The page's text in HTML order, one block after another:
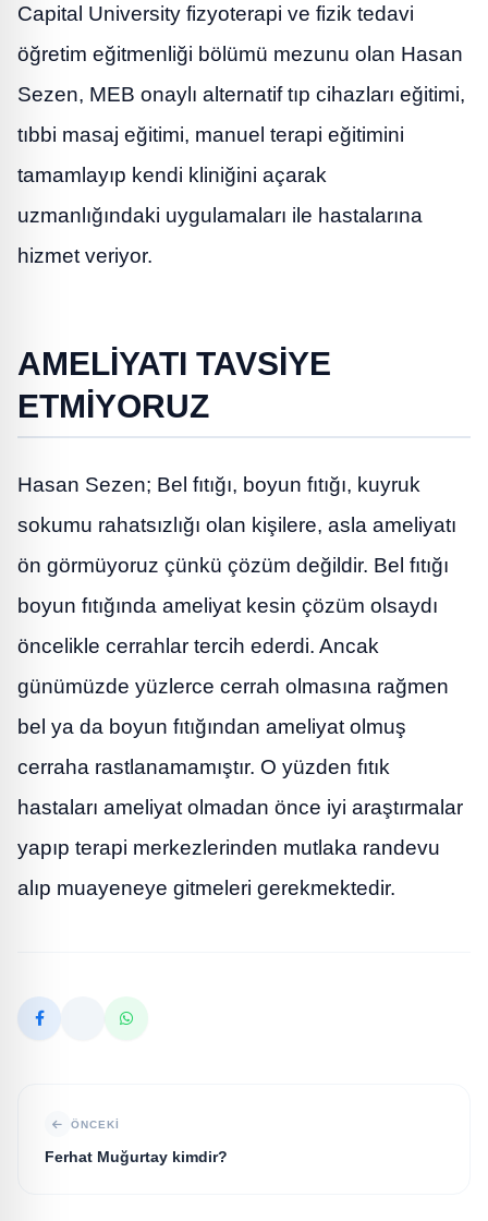
Capital University fizyoterapi ve fizik tedavi
öğretim eğitmenliği bölümü mezunu olan Hasan
Sezen, MEB onaylı alternatif tıp cihazları eğitimi,
tıbbi masaj eğitimi, manuel terapi eğitimini
tamamlayıp kendi kliniğini açarak
uzmanlığındaki uygulamaları ile hastalarına
hizmet veriyor.
AMELİYATI TAVSİYE
ETMİYORUZ
Hasan Sezen; Bel fıtığı, boyun fıtığı, kuyruk
sokumu rahatsızlığı olan kişilere, asla ameliyatı
ön görmüyoruz çünkü çözüm değildir. Bel fıtığı
boyun fıtığında ameliyat kesin çözüm olsaydı
öncelikle cerrahlar tercih ederdi. Ancak
günümüzde yüzlerce cerrah olmasına rağmen
bel ya da boyun fıtığından ameliyat olmuş
cerraha rastlanamamıştır. O yüzden fıtık
hastaları ameliyat olmadan önce iyi araştırmalar
yapıp terapi merkezlerinden mutlaka randevu
alıp muayeneye gitmeleri gerekmektedir.
ÖNCEKI
Ferhat Muğurtay kimdir?